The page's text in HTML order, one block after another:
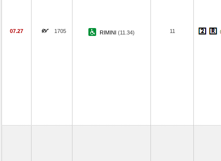
07.27 1705 RIMINI (11.34) 11